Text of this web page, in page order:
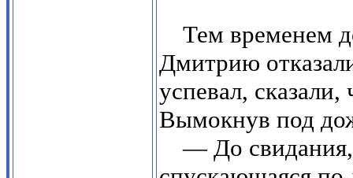
Тем временем
Дмитрию
успевал,
Вымокнув под
— До